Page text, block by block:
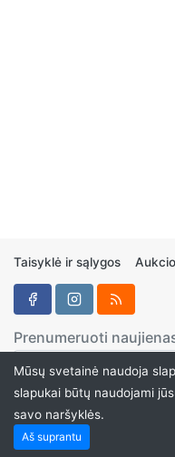
Taisyklė ir sąlygos
Prenumeruoti
Mūsų svetainė naudoja
slapukai būtų naudojami
savo naršyklės.
Aš suprantu